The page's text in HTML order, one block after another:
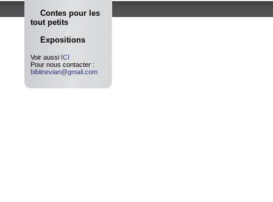
Contes pour les
tout petits
Expositions
Voir aussiICI
Pour nous contacter :
biblinevian@gmail.com